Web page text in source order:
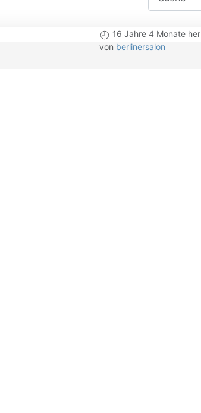
16 Jahre 4 Monate her
von berlinersalon